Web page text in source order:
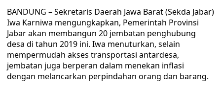
BANDUNG – Sekretaris Daerah Jawa Barat (Sekda Jabar)
Iwa Karniwa mengungkapkan, Pemerintah Provinsi
Jabar akan membangun 20 jembatan penghubung
desa di tahun 2019 ini. Iwa menuturkan, selain
mempermudah akses transportasi antardesa,
jembatan juga berperan dalam menekan inflasi
dengan melancarkan perpindahan orang dan barang.